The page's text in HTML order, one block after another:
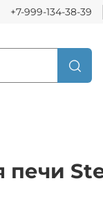
+7-999-134-38-39
печи